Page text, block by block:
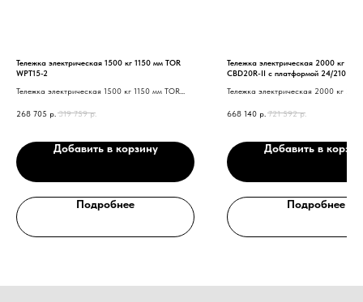
Тележка электрическая 1500 кг 1150 мм TOR
WPT15-2
Тележка электрическая 1500 кг 1150 мм TOR
268 705 р. 319 759 р.
Добавить в корзину
Подробнее
Тележка электрическая 2000 кг
CBD20R-II с платформой 24/210 В/
Тележка электрическая 2000 кг
668 140 р. 721 592 р.
Добавить в
Подробнее
Оставьте заявку, наши специалисты свяжутся с вами
и ответят на все вопросы
Нужна консультация нашего
специалиста?